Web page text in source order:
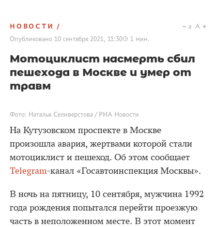
НОВОСТИ
Опубликовано 10 сентября 2021, 11:30 1 мин.
a A
Мотоциклист насмерть сбил
пешехода в Москве и умер от
травм
Фото: Наталья Селиверстова / РИА Новости
На Кутузовском проспекте в Москве
произошла авария, жертвами которой стали
мотоциклист и пешеход. Об этом сообщает
Telegram-канал «Госавтоинспекция Москвы».
В ночь на пятницу, 10 сентября, мужчина 1992
года рождения попытался перейти проезжую
часть в неположенном месте. В этот момент